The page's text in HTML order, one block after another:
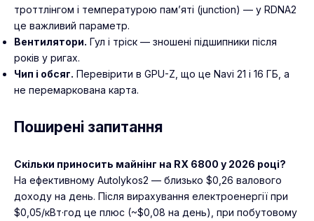
троттлінгом і температурою пам’яті (junction) — у RDNA2
це важливий параметр.
Вентилятори. Гул і тріск — зношені підшипники після
років у ригах.
Чип і обсяг. Перевірити в GPU-Z, що це Navi 21 і 16 ГБ, а
не перемаркована карта.
Поширені запитання
Скільки приносить майнінг на RX 6800 у 2026 році?
На ефективному Autolykos2 — близько $0,26 валового
доходу на день. Після вирахування електроенергії при
$0,05/кВт·год це плюс (~$0,08 на день), при побутовому